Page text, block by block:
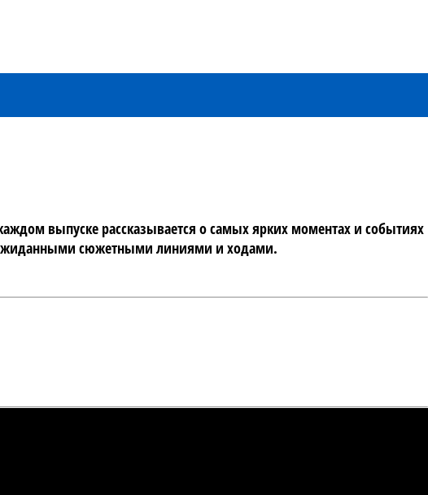
выпуске рассказывается о самых ярких моментах и событиях